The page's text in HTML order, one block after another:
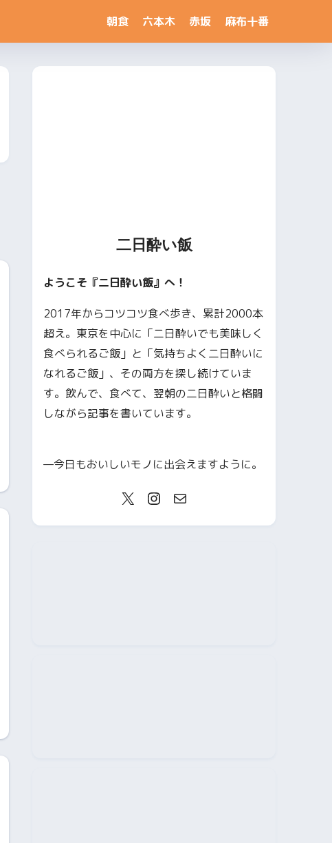
朝食 六本木 赤坂 麻布十番
二日酔い飯
ようこそ『二日酔い飯』へ！
2017年からコツコツ食べ歩き、累計2000本
超え。東京を中心に「二日酔いでも美味しく
食べられるご飯」と「気持ちよく二日酔いに
なれるご飯」、その両方を探し続けていま
す。飲んで、食べて、翌朝の二日酔いと格闘
しながら記事を書いています。
—今日もおいしいモノに出会えますように。